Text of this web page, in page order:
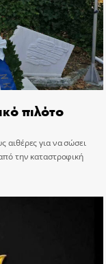
πιλότο
αιθέρες για να σώσει
την καταστροφική